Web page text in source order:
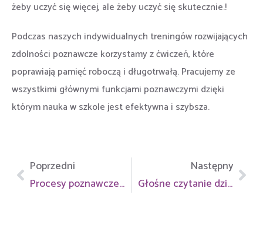
żeby uczyć się więcej, ale żeby uczyć się skutecznie.!
Podczas naszych indywidualnych treningów rozwijających
zdolności poznawcze korzystamy z ćwiczeń, które
poprawiają pamięć roboczą i długotrwałą. Pracujemy ze
wszystkimi głównymi funkcjami poznawczymi dzięki
którym nauka w szkole jest efektywna i szybsza.
Poprzedni
Procesy poznawcze u dzieci – Jak wpływają na rozwój i naukę?
Następny
Głośne czytanie dzieciom – korzyści płynące z głośnego czytania dzieciom